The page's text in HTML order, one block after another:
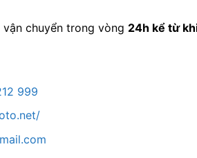
chuyển trong vòng 24h kể từ
999